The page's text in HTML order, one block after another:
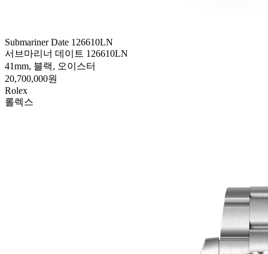
Submariner Date 126610LN
서브마리너 데이트 126610LN
41mm, 블랙, 오이스터
20,700,000원
Rolex
롤렉스